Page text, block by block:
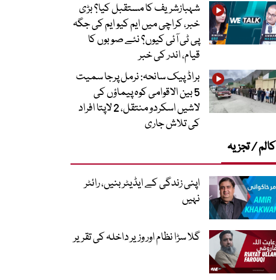
شہبازشریف کا مستقبل کیا؟ بڑی
خبر، کراچی میں ایم کیو ایم کی جگہ
پی ٹی آئی کیوں؟ نئے صوبوں کا
قیام، اندر کی خبر
براڈ پیک سانحہ: نرمل پرجا سمیت
5 بین الاقوامی کوہ پیماؤں کی
لاشیں اسکردو منتقل، 2 لاپتا افراد
کی تلاش جاری
کالم / تجزیہ
اپنی زندگی کے ایڈیٹر بنیں، رائٹر
نہیں
گلا سڑا نظام اور وزیر داخلہ کی تقریر